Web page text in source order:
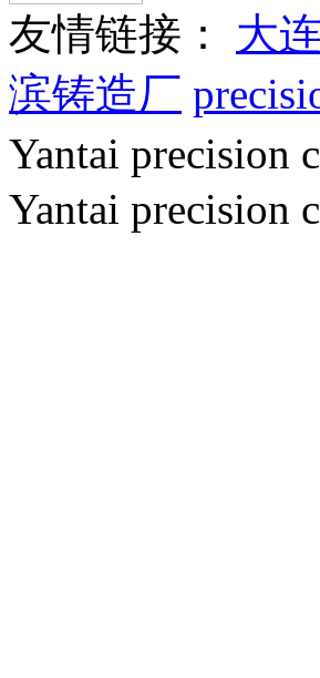
友情链接： 大
滨铸造厂
Yantai precision
Yantai precision